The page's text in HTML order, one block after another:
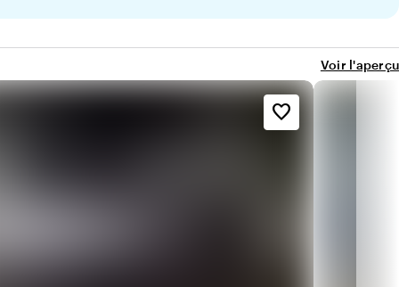
Voir l'aperçu
favorite_border